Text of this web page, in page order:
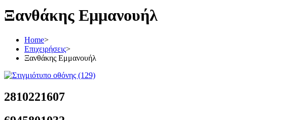
Ξανθάκης Εμμανουήλ
Home>
Επιχειρήσεις>
Ξανθάκης Εμμανουήλ
2810221607